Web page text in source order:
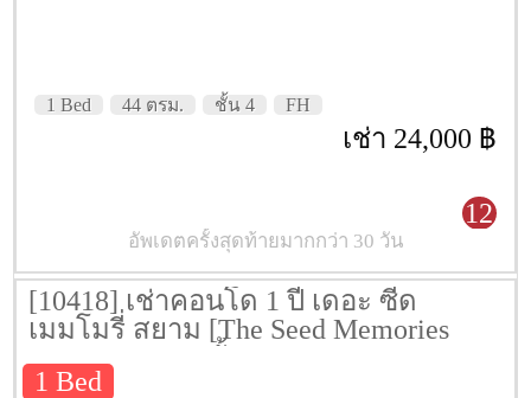
1 Bed 44 ตรม. ชั้น 4 FH
เช่า 24,000 ฿
12
อัพเดตครั้งสุดท้ายมากกว่า 30 วัน
[10418] เช่าคอนโด 1 ปี เดอะ ซี้ด
เมมโมรี่ สยาม [The Seed Memories
Siam] 39 ตรม. ชั้น 2
1 Bed